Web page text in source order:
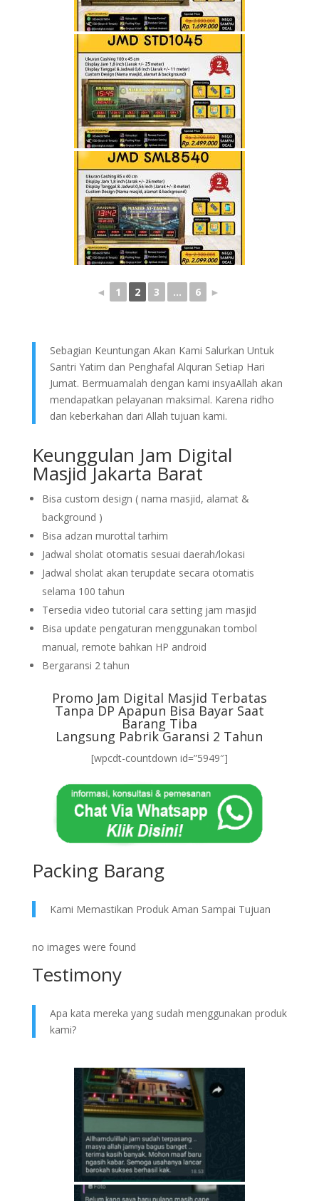
◄ 1 2 3 ... 6 ►
Sebagian Keuntungan Akan Kami Salurkan Untuk
Santri Yatim dan Penghafal Alquran Setiap Hari
Jumat. Bermuamalah dengan kami insyaAllah akan
mendapatkan pelayanan maksimal. Karena ridho
dan keberkahan dari Allah tujuan kami.
Keunggulan Jam Digital
Masjid Jakarta Barat
Bisa custom design ( nama masjid, alamat &
background )
Bisa adzan murottal tarhim
Jadwal sholat otomatis sesuai daerah/lokasi
Jadwal sholat akan terupdate secara otomatis
selama 100 tahun
Tersedia video tutorial cara setting jam masjid
Bisa update pengaturan menggunakan tombol
manual, remote bahkan HP android
Bergaransi 2 tahun
Promo Jam Digital Masjid Terbatas
Tanpa DP Apapun Bisa Bayar Saat
Barang Tiba
Langsung Pabrik Garansi 2 Tahun
[wpcdt-countdown id=”5949″]
Packing Barang
Kami Memastikan Produk Aman Sampai Tujuan
no images were found
Testimony
Apa kata mereka yang sudah menggunakan produk
kami?